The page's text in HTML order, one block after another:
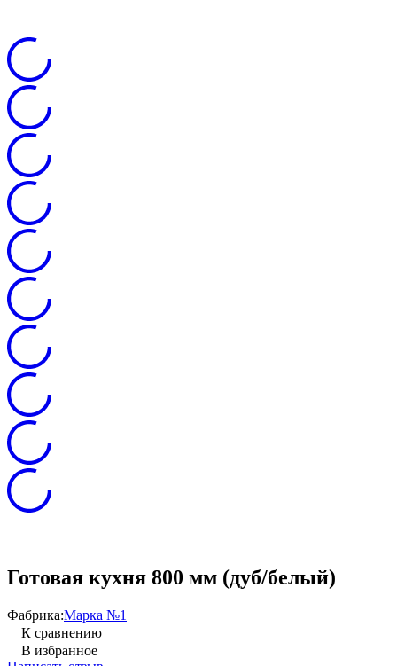
Готовая кухня 800 мм (дуб/белый)
Фабрика:Марка №1
К сравнению
В избранное